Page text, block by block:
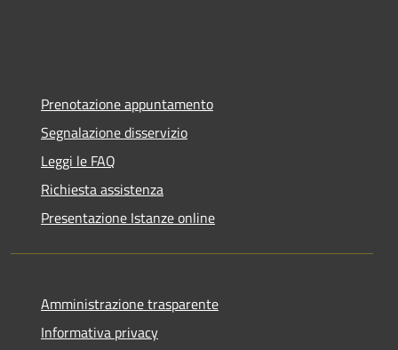
Prenotazione appuntamento
Segnalazione disservizio
Leggi le FAQ
Richiesta assistenza
Presentazione Istanze online
Amministrazione trasparente
Informativa privacy